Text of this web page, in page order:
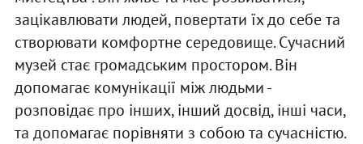
зацікавлювати людей, повертати їх до себе та
створювати комфортне середовище. Сучасний
музей стає громадським простором. Він
допомагає комунікації між людьми -
розповідає про інших, інший досвід, інші часи,
та допомагає порівняти з собою та сучасністю.